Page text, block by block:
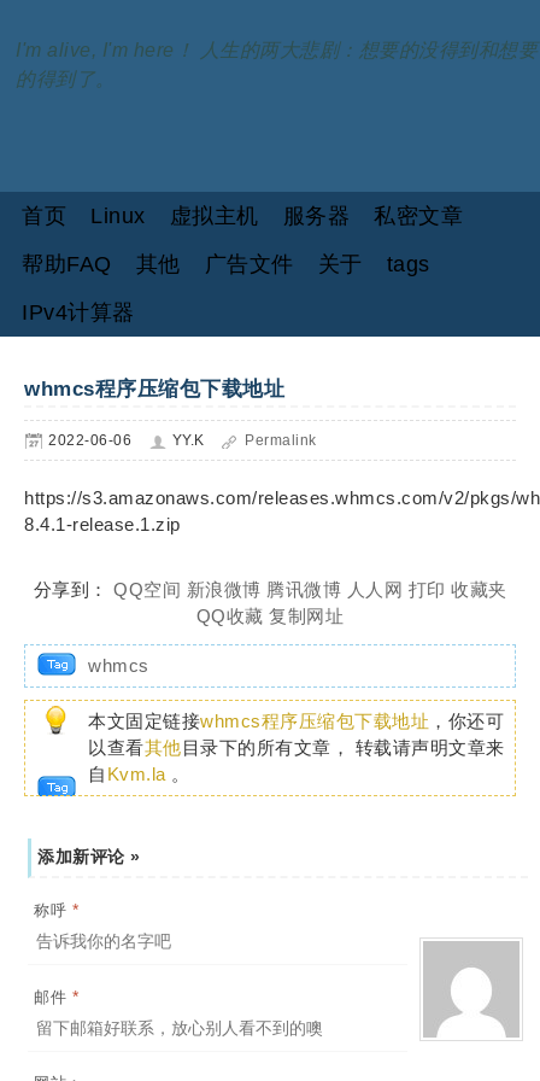
I'm alive, I'm here！ 人生的两大悲剧：想要的没得到和想要
的得到了。
首页 Linux 虚拟主机 服务器
私密文章
帮助FAQ
其他 广告文件 关于
tags
IPv4计算器
whmcs程序压缩包下载地址
2022-06-06 YY.K Permalink
https://s3.amazonaws.com/releases.whmcs.com/v2/pkgs/
8.4.1-release.1.zip
分享到： QQ空间 新浪微博 腾讯微博 人人网 打印 收藏夹
QQ收藏 复制网址
whmcs
本文固定链接whmcs程序压缩包下载地址 ，你还可
以查看其他目录下的所有文章， 转载请声明文章来
自 Kvm.la 。
添加新评论 »
称呼 *
邮件 *